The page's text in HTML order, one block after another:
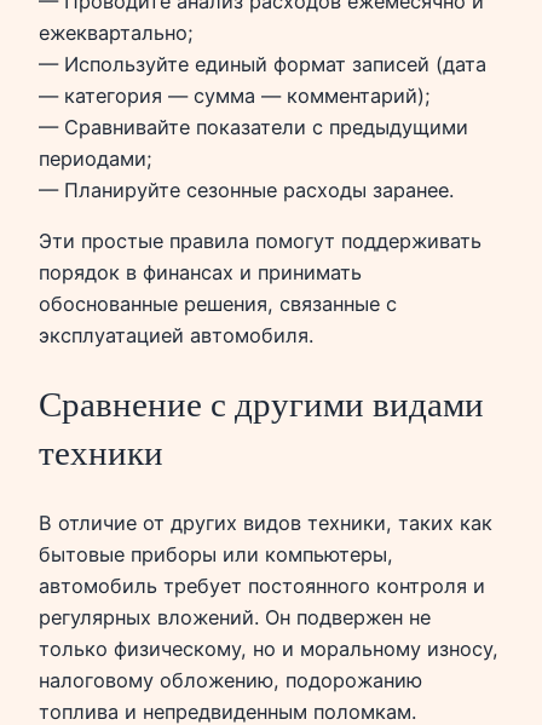
ежеквартально;
— Используйте единый формат записей (дата
— категория — сумма — комментарий);
— Сравнивайте показатели с предыдущими
периодами;
— Планируйте сезонные расходы заранее.
Эти простые правила помогут поддерживать
порядок в финансах и принимать
обоснованные решения, связанные с
эксплуатацией автомобиля.
Сравнение с другими видами
техники
В отличие от других видов техники, таких как
бытовые приборы или компьютеры,
автомобиль требует постоянного контроля и
регулярных вложений. Он подвержен не
только физическому, но и моральному износу,
налоговому обложению, подорожанию
топлива и непредвиденным поломкам.